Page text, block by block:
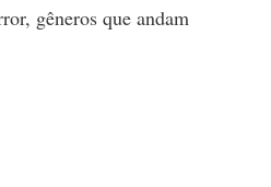
gêneros que andam